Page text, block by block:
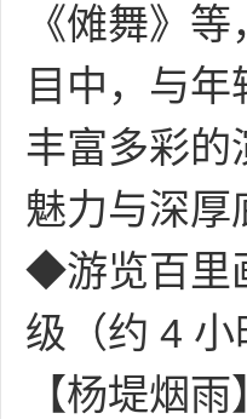
《傩舞》
目中，与
丰富多彩的
魅力与深厚
◆游览百
级（约 4
【杨堤烟